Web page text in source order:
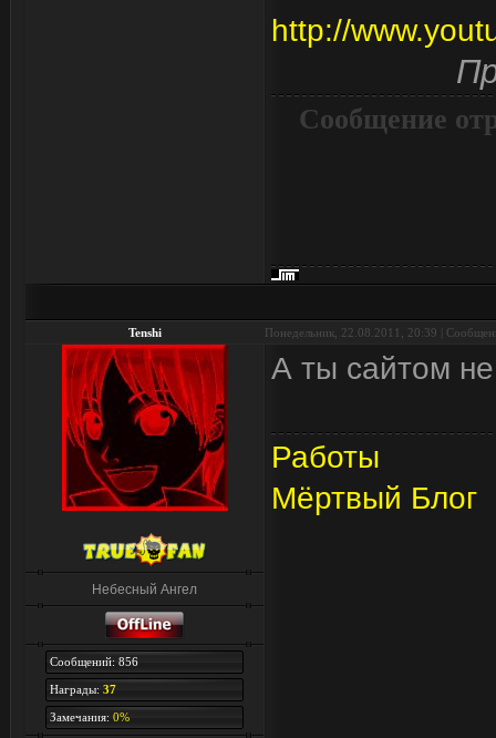
http://
Сообщение
Tenshi Понедельник, 22.08.2011, 20:39 |
Небесный Ангел
Сообщений: 856
Награды: 37
Замечания: 0%
А ты сайтом
Работы
Мёртвый Блог